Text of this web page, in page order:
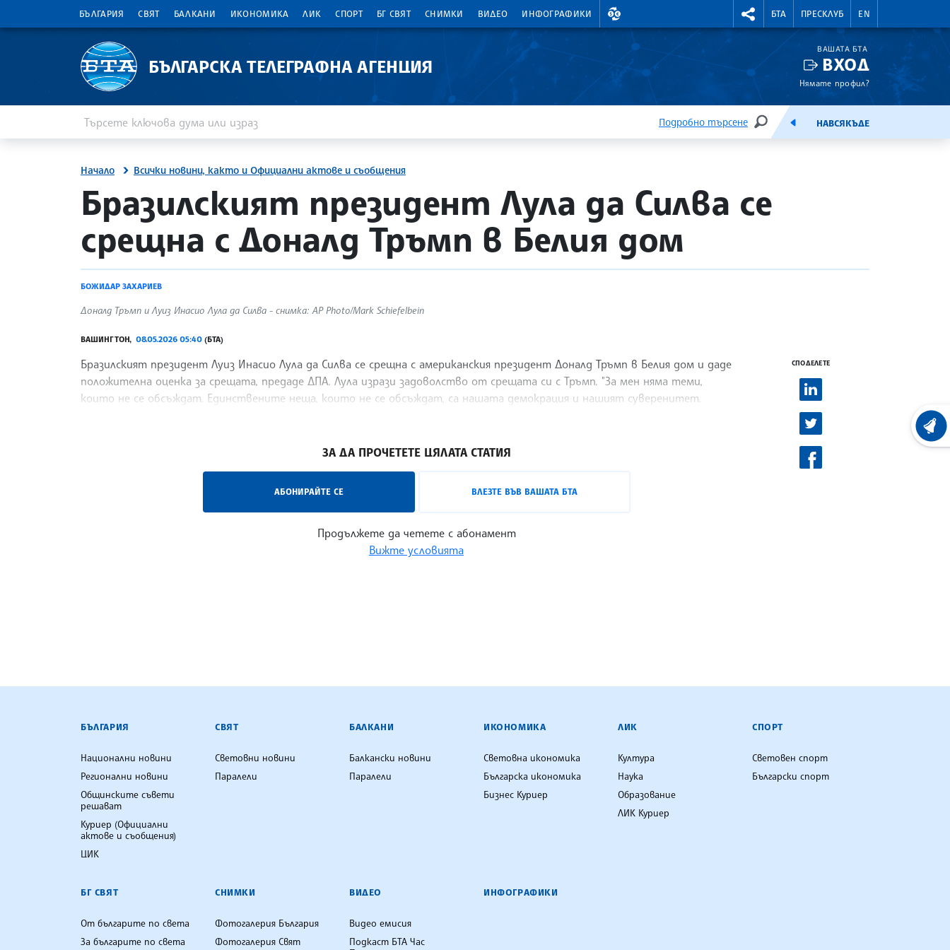
БЪЛГАРИЯ СВЯТ БАЛКАНИ ИКОНОМИКА ЛИК СПОРТ БГ СВЯТ СНИМКИ ВИДЕО ИНФОГРАФИКИ
ВАЛУТНИ КУРСОВЕ RIGHTMENU.SOCIAL
БТА ПРЕСКЛУБ EN
БЪЛГАРСКА ТЕЛЕГРАФНА АГЕНЦИЯ
ВАШАТА БТА
ВХОД
Нямате профил?
Подробно търсене
ТЪРСЕНЕЕМИСИЯНАВСЯКЪДЕ
Начало Всички новини, както и Официални актове и съобщения
site.bta
Бразилският президент Лула да Силва се
срещна с Доналд Тръмп в Белия дом
БОЖИДАР ЗАХАРИЕВ
Доналд Тръмп и Луиз Инасио Лула да Силва - снимка: AP Photo/Mark Schiefelbein
ВАШИНГТОН, 08.05.2026 05:40 (БТА)
Бразилският президент Луиз Инасио Лула да Силва се срещна с американския президент Доналд Тръмп в Белия дом и даде
положителна оценка за срещата, предаде ДПА. Лула изрази задоволство от срещата си с Тръмп. "За мен няма теми,
които не се обсъждат. Единствените неща, които не се обсъждат, са нашата демокрация и нашият суверенитет.
ЗА ДА ПРОЧЕТЕТЕ ЦЯЛАТА СТАТИЯ
АБОНИРАЙТЕ СЕ ВЛЕЗТЕ ВЪВ ВАШАТА БТА
Продължете да четете с абонамент
Вижте условията
СПОДЕЛЕТЕ
БЪЛГАРСКА ТЕЛЕГРАФНА АГЕНЦИЯ
БЪЛГАРИЯ
Национални новини
Регионални новини
Общинските съвети
решават
Куриер (Официални
актове и съобщения)
ЦИК
СВЯТ
Световни новини
Паралели
БАЛКАНИ
Балкански новини
Паралели
ИКОНОМИКА
Световна икономика
Българска икономика
Бизнес Куриер
ЛИК
Култура
Наука
Образование
ЛИК Куриер
СПОРТ
Световен спорт
Български спорт
БГ СВЯТ
От българите по света
За българите по света
СНИМКИ
Фотогалерия България
Фотогалерия Свят
ВИДЕО
Видео емисия
Подкаст БТА Час
ИНФОГРАФИКИ